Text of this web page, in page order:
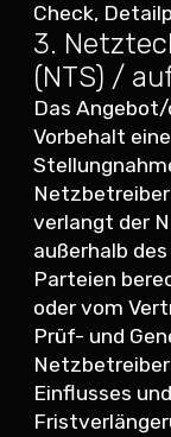
Check,
3.
(NTS) /
Das
Vorbehalt
verlangt der
außerhalb
Parteien
oder vom
Prüf- und
Einflusses